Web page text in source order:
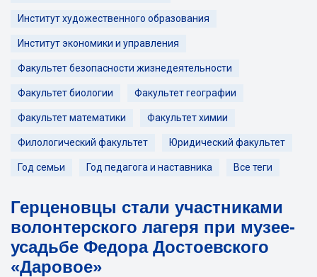
Институт художественного образования
Институт экономики и управления
Факультет безопасности жизнедеятельности
Факультет биологии Факультет географии
Факультет математики Факультет химии
Филологический факультет Юридический факультет
Год семьи Год педагога и наставника Все теги
Герценовцы стали участниками
волонтерского лагеря при музее-
усадьбе Федора Достоевского
«Даровое»